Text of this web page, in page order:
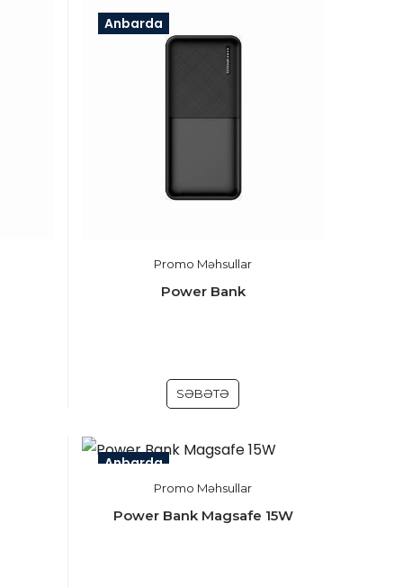
Anbarda
Promo Məhsullar
Power Bank
SƏBƏTƏ
Anbarda
Promo Məhsullar
Power Bank Magsafe 15W